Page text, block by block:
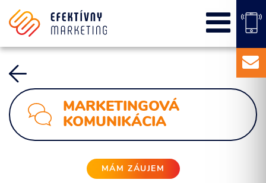
MARKETINGOVÁ
KOMUNIKÁCIA
MÁM ZÁUJEM
PPC kampane
Správa sociálnych sietí
Content Marketing
Balíky služieb
Marketingový základ
Externý marketingový manažér pre vašu firmu